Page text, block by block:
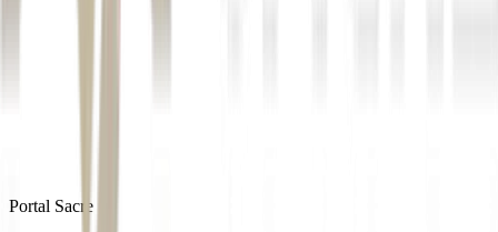
Portal Sacre